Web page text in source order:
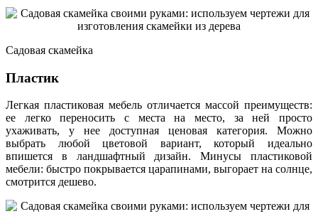
Садовая скамейка
Пластик
Легкая пластиковая мебель отличается массой преимуществ:
ее легко переносить с места на место, за ней просто
ухаживать, у нее доступная ценовая категория. Можно
выбрать любой цветовой вариант, который идеально
впишется в ландшафтный дизайн. Минусы пластиковой
мебели: быстро покрывается царапинами, выгорает на солнце,
смотрится дешево.